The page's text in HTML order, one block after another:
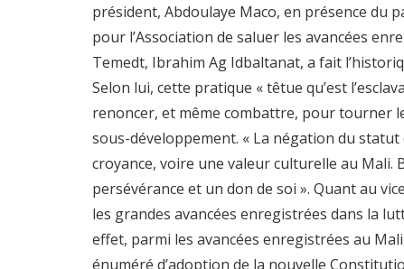
président, Abdoulaye Maco, en présence du
pour l’Association de saluer les avancées
Temedt, Ibrahim Ag Idbaltanat, a fait
Selon lui, cette pratique « têtue qu’est
renoncer, et même combattre, pour tourner
sous-développement. « La négation du
croyance, voire une valeur culturelle au Mali.
persévérance et un don de soi ». Quant au
les grandes avancées enregistrées dans la
effet, parmi les avancées enregistrées au
énuméré d’adoption de la nouvelle